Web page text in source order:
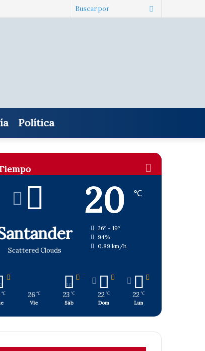
Buscar
Política
Scattered Clouds
20 ℃
26º - 19º
94%
0.89 km/h
℃ 26 ℃
Vie
23 ℃
Sáb
22 ℃
Dom
22 ℃
Lun